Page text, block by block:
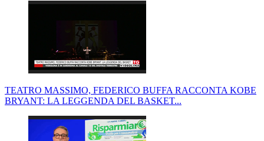
TEATRO MASSIMO, FEDERICO BUFFA RACCONTA KOBE
BRYANT: LA LEGGENDA DEL BASKET...